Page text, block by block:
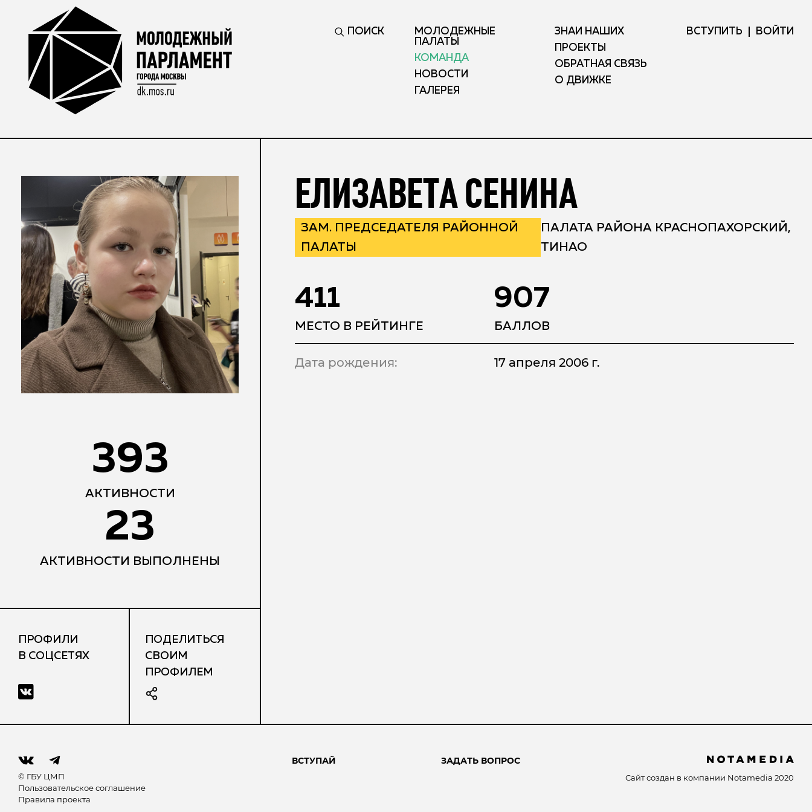
ПОИСК
МОЛОДЕЖНЫЕ
ПАЛАТЫ
КОМАНДА
НОВОСТИ
ГАЛЕРЕЯ
ЗНАЙ НАШИХ
ПРОЕКТЫ
ОБРАТНАЯ СВЯЗЬ
О ДВИЖКЕ
ВСТУПИТЬ ВОЙТИ
393
АКТИВНОСТИ
23
АКТИВНОСТИ ВЫПОЛНЕНЫ
ЕЛИЗАВЕТА СЕНИНА
ЗАМ. ПРЕДСЕДАТЕЛЯ РАЙОННОЙ
ПАЛАТЫ
ПАЛАТА РАЙОНА КРАСНОПАХОРСКИЙ,
ТИНАО
411
МЕСТО В РЕЙТИНГЕ
907
БАЛЛОВ
Дата рождения: 17 апреля 2006 г.
ПРОФИЛИ
В СОЦСЕТЯХ
ПОДЕЛИТЬСЯ
СВОИМ
ПРОФИЛЕМ
© ГБУ ЦМП
Пользовательское соглашение
Правила проекта
ВСТУПАЙ ЗАДАТЬ ВОПРОС
Сайт создан в компании Notamedia 2020